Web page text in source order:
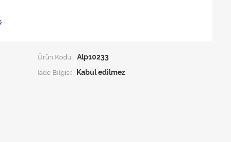
Ürün Kodu: Alp10233
İade Bilgisi: